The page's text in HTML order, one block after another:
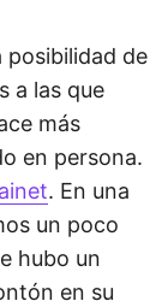
posibilidad de
a las que
más
en persona.
. En una
un poco
hubo un
en su